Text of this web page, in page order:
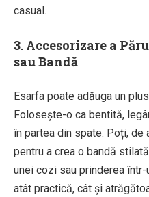
casual.
3. Accesorizare a
sau Bandă
Esarfa poate adăuga un
Folosește-o ca bentită,
în partea din spate. Poți,
pentru a crea o bandă
unei cozi sau prinderea
atât practică, cât și